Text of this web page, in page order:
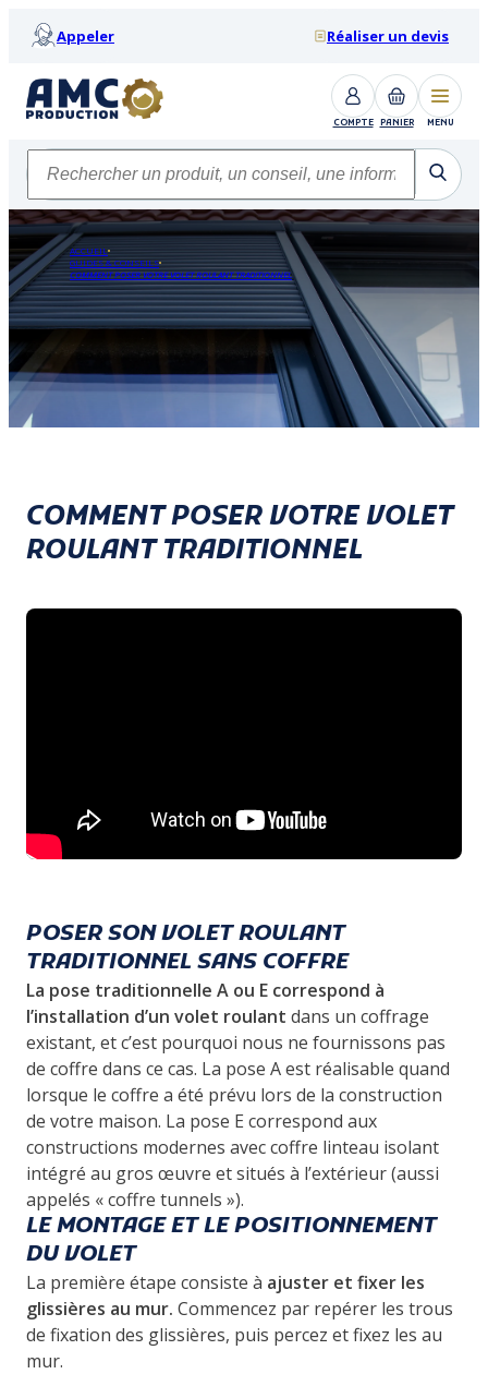
Appeler Réaliser un devis
COMPTE PANIER MENU
ACCUEIL
GUIDES & CONSEILS
COMMENT POSER VOTRE VOLET ROULANT TRADITIONNEL
COMMENT POSER VOTRE VOLET
ROULANT TRADITIONNEL
POSER SON VOLET ROULANT
TRADITIONNEL SANS COFFRE
La pose traditionnelle A ou E correspond à
l’installation d’un volet roulant dans un coffrage
existant, et c’est pourquoi nous ne fournissons pas
de coffre dans ce cas. La pose A est réalisable quand
lorsque le coffre a été prévu lors de la construction
de votre maison. La pose E correspond aux
constructions modernes avec coffre linteau isolant
intégré au gros œuvre et situés à l’extérieur (aussi
appelés « coffre tunnels »).
LE MONTAGE ET LE POSITIONNEMENT
DU VOLET
La première étape consiste à ajuster et fixer les
glissières au mur. Commencez par repérer les trous
de fixation des glissières, puis percez et fixez les au
mur.